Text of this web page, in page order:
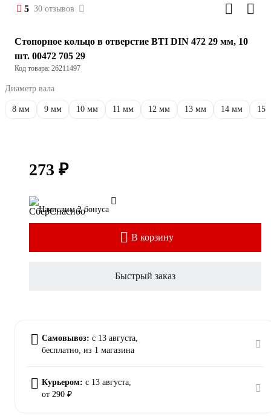
5 30 отзывов
Стопорное кольцо в отверстие BTI DIN 472 29 мм, 10
шт. 00472 705 29
Код товара: 26211497
Диаметр вала
8 мм 9 мм 10 мм 11 мм 12 мм 13 мм 14 мм 15
273 ₽
Начислим 2 бонуса
В корзину
Быстрый заказ
Самовывоз: c 13 августа,
бесплатно, из 1 магазина
Курьером: c 13 августа,
от 290 ₽